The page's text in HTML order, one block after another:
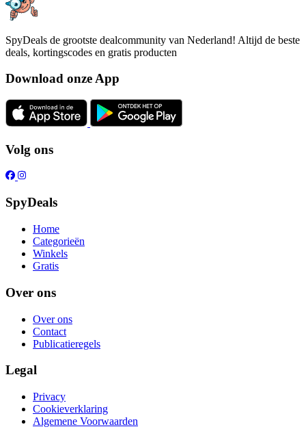
SpyDeals de grootste dealcommunity van Nederland! Altijd de beste
deals, kortingscodes en gratis producten
Download onze App
Volg ons
SpyDeals
Home
Categorieën
Winkels
Gratis
Over ons
Over ons
Contact
Publicatieregels
Legal
Privacy
Cookieverklaring
Algemene Voorwaarden